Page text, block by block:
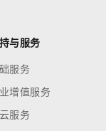
与服务
服务
增值服务
服务